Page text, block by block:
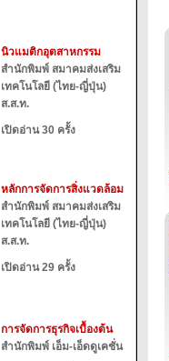
นิวแมติกอุตสาหกรรม
สำนักพิมพ์ สมาคมส่งเสริม
เทคโนโลยี (ไทย-ญี่ปุ่น)
ส.ส.ท.
เปิดอ่าน 30 ครั้ง
หลักการจัดการสิ่งแวดล้อม
สำนักพิมพ์ สมาคมส่งเสริม
เทคโนโลยี (ไทย-ญี่ปุ่น)
ส.ส.ท.
เปิดอ่าน 29 ครั้ง
การจัดการธุรกิจเบื้องต้น
สำนักพิมพ์ เอ็ม-เอ็ดดูเคชั่น